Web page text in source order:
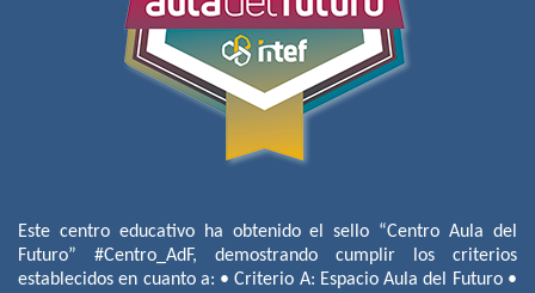
Este centro educativo ha obtenido el sello “Centro Aula del
Futuro” #Centro_AdF, demostrando cumplir los criterios
establecidos en cuanto a: • Criterio A: Espacio Aula del Futuro •